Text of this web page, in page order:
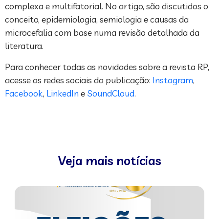
complexa e multifatorial. No artigo, são discutidos o
conceito, epidemiologia, semiologia e causas da
microcefalia com base numa revisão detalhada da
literatura.
Para conhecer todas as novidades sobre a revista RP,
acesse as redes sociais da publicação: Instagram,
Facebook, LinkedIn e SoundCloud.
Veja mais notícias